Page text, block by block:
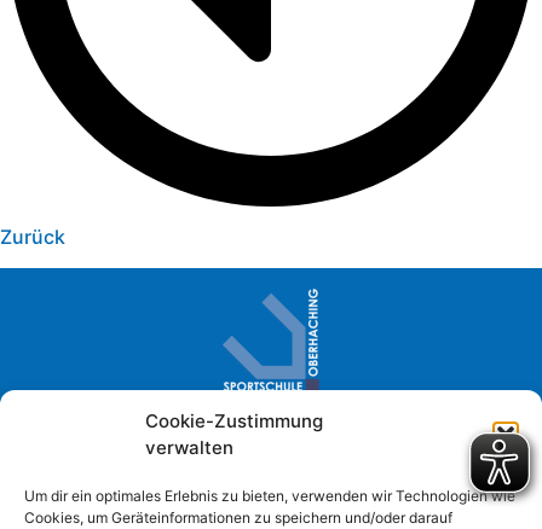
Cookie-Zustimmung
verwalten
Um dir ein optimales Erlebnis zu bieten, verwenden wir Technologien wie
Cookies, um Geräteinformationen zu speichern und/oder darauf
Zurück
Sportschule Oberhaching · Im Loh 2
+49 (0) 89 61384-0